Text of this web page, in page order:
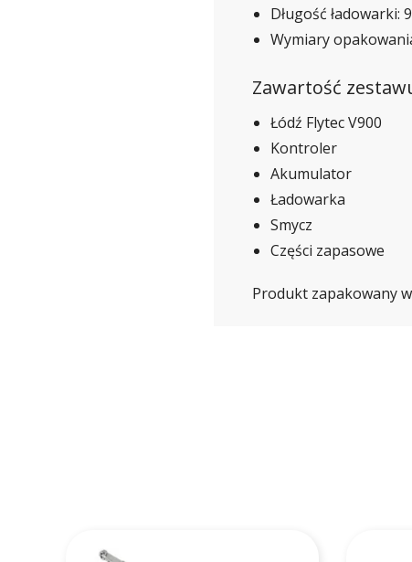
Długość ładowarki:
Wymiary
Zawartość
Łódź Flytec V900
Kontroler
Akumulator
Ładowarka
Smycz
Części zapasowe
Produkt zapakowany